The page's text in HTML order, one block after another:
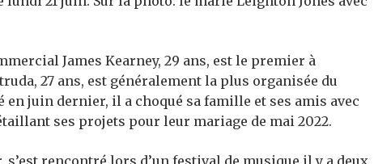
James Kearney, 29 ans, est le premier à
27 ans, est généralement la plus organisée du
en juin dernier, il a choqué sa famille et ses amis avec
ses projets pour leur mariage de mai 2022.
rencontré lors d’un festival de musique il y a deux